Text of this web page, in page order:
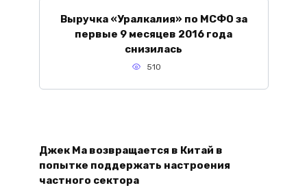
Выручка «Уралкалия» по МСФО за
первые 9 месяцев 2016 года
снизилась
510
Джек Ма возвращается в Китай в
попытке поддержать настроения
частного сектора